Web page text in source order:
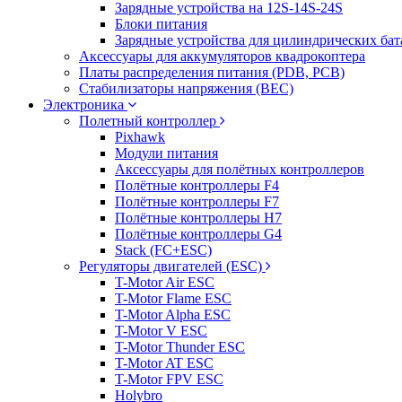
Зарядные устройства на 12S-14S-24S
Блоки питания
Зарядные устройства для цилиндрических
Аксессуары для аккумуляторов квадрокоптера
Платы распределения питания (PDB, PCB)
Стабилизаторы напряжения (BEC)
Электроника
Полетный контроллер
Pixhawk
Модули питания
Аксессуары для полётных контроллеров
Полётные контроллеры F4
Полётные контроллеры F7
Полётные контроллеры H7
Полётные контроллеры G4
Stack (FC+ESC)
Регуляторы двигателей (ESC)
T-Motor Air ESC
T-Motor Flame ESC
T-Motor Alpha ESC
T-Motor V ESC
T-Motor Thunder ESC
T-Motor AT ESC
T-Motor FPV ESC
Holybro